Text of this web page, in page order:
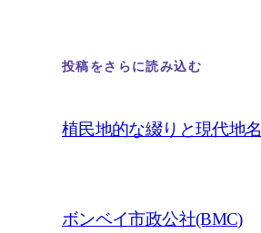
投稿をさらに読み込む
植民地的な綴りと現代地名
ボンベイ市政公社(BMC)